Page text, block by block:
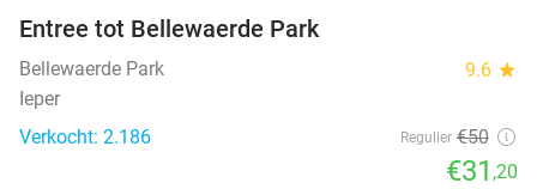
Entree tot Bellewaerde Park
Bellewaerde Park 9.6 star
Ieper
Verkocht: 2.186
Regulier €50
€31 ,20